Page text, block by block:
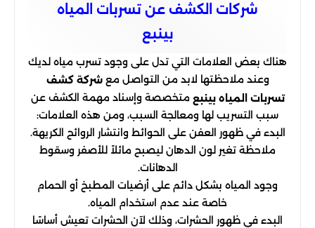
شركات الكشف عن تسربات المياه
بينبع
هناك بعض العلامات التي تدل على وجود تسرب مياه لديك
وعند ملاحظتها لابد من التواصل معشركة كشف
تسربات المياه بينبع متخصصة وإسناد مهمة الكشف عن
سبب التسريب لها ومعالجة السبب، ومن هذه العلامات:
البدء في ظهور العفن على الحوائط وانتشار الروائح الكريهة.
ملاحظة تغير لون الدهان ليصبح مائلاً للأصفر وسقوط
الدهانات.
وجود المياه بشكل دائم على أرضيات المطبخ أو الحمام
خاصة عند عدم استخدام المياه.
البدء في ظهور الحشرات، وذلك لآن الحشرات تعيش أساسًا